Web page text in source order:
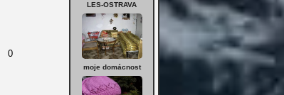
LES-OSTRAVA
moje domácnost
0